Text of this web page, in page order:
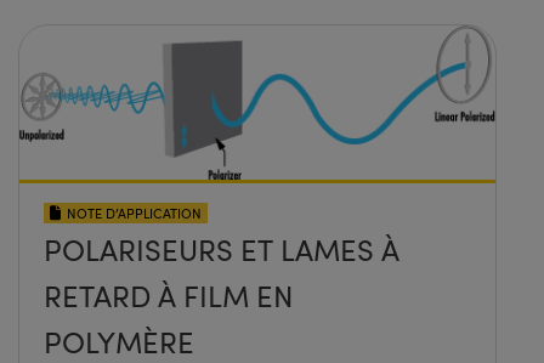
NOTE D’APPLICATION
POLARISEURS ET LAMES À
RETARD À FILM EN
POLYMÈRE